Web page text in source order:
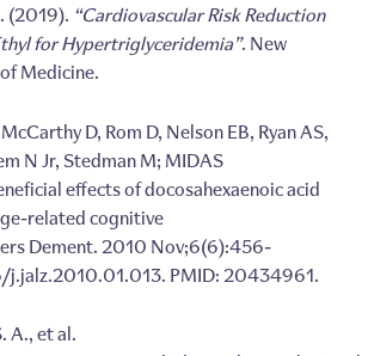
(2019). “Cardiovascular Risk Reduction
for Hypertriglyceridemia”. New
Medicine.
D, Rom D, Nelson EB, Ryan AS,
N Jr, Stedman M; MIDAS
effects of docosahexaenoic acid
related cognitive
Dement. 2010 Nov;6(6):456-
j.jalz.2010.01.013. PMID: 20434961.
A., et al.